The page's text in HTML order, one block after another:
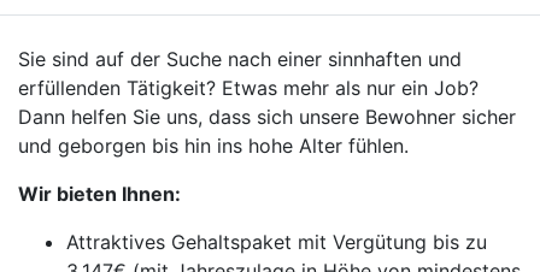
Sie sind auf der Suche nach einer sinnhaften und
erfüllenden Tätigkeit? Etwas mehr als nur ein Job?
Dann helfen Sie uns, dass sich unsere Bewohner sicher
und geborgen bis hin ins hohe Alter fühlen.
Wir bieten Ihnen:
Attraktives Gehaltspaket mit Vergütung bis zu